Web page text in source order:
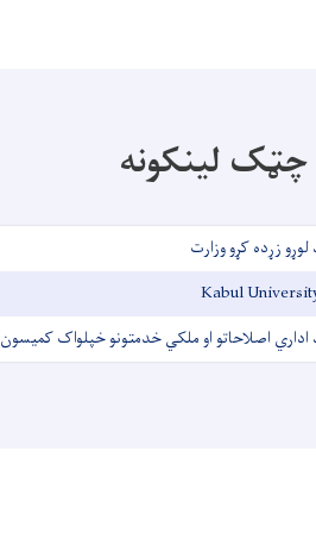
چټک لینکونه
لوړو زړده کړو وزارت
Kabul
اداري اصلاحاتو او ملکي خدمتونو خپلواک کمیسون